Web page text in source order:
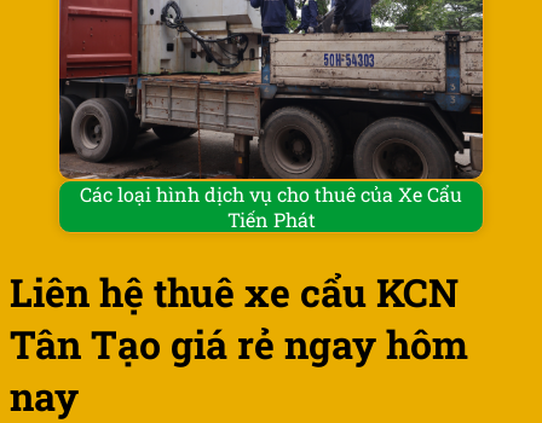
Các loại hình dịch vụ cho thuê của Xe Cẩu
Tiến Phát
Liên hệ thuê xe cẩu KCN
Tân Tạo giá rẻ ngay hôm
nay